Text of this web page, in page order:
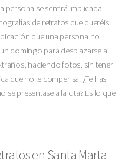
persona se sentirá implicada
de retratos que queréis
que una persona no
domingo para desplazarse a
haciendo fotos, sin tener
que no le compensa. ¿Te has
se presentase a la cita? Es lo que
en Santa Marta